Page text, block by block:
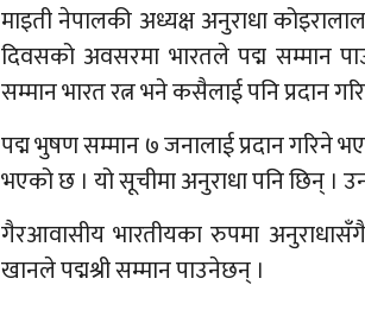
माइती नेपालकी अध्यक्ष अनुराधा
दिवसको अवसरमा भारतले पद्म सम्मान
सम्मान भारत रत्न भने कसैलाई पनि प्रदान
पद्म भुषण सम्मान ७ जनालाई प्रदान गरिने
भएको छ । यो सूचीमा अनुराधा पनि छिन् ।
गैरआवासीय भारतीयका रुपमा
खानले पद्मश्री सम्मान पाउनेछन् ।